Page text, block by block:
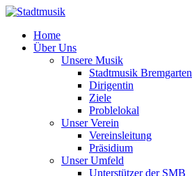
Home
Über Uns
Unsere Musik
Stadtmusik Bremgarten
Dirigentin
Ziele
Problelokal
Unser Verein
Vereinsleitung
Präsidium
Unser Umfeld
Unterstützer der SMB